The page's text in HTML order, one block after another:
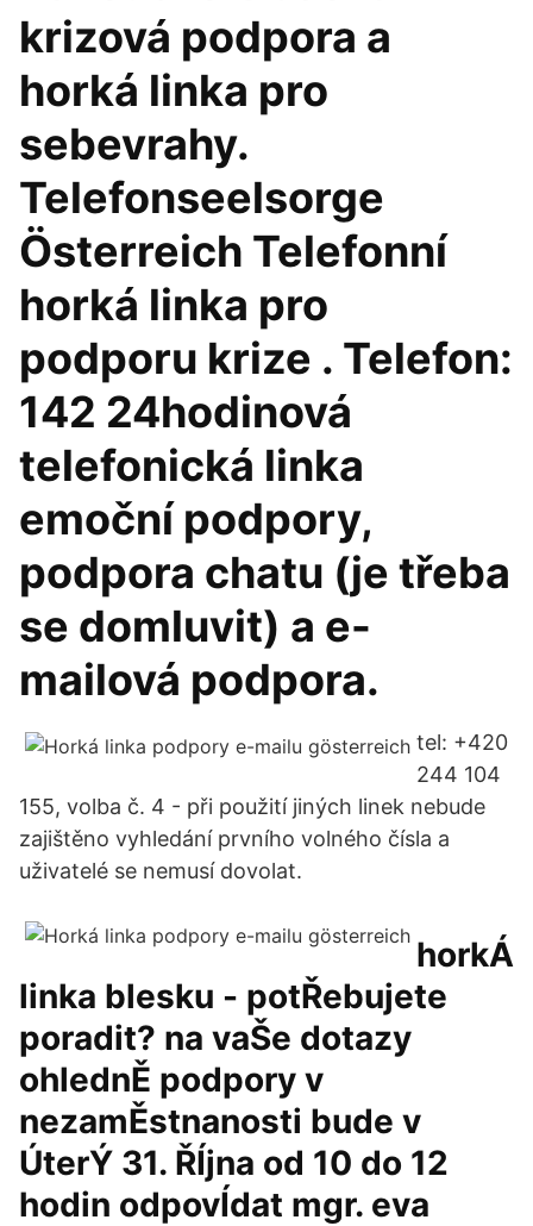
krizová podpora a
horká linka pro
sebevrahy.
Telefonseelsorge
Österreich Telefonní
horká linka pro
podporu krize . Telefon:
142 24hodinová
telefonická linka
emoční podpory,
podpora chatu (je třeba
se domluvit) a e-
mailová podpora.
tel: +420
244 104
155, volba č. 4 - při použití jiných linek nebude
zajištěno vyhledání prvního volného čísla a
uživatelé se nemusí dovolat.
horkÁ
linka blesku - potŘebujete
poradit? na vaŠe dotazy
ohlednĚ podpory v
nezamĚstnanosti bude v
ÚterÝ 31. ŘÍjna od 10 do 12
hodin odpovÍdat mgr. eva